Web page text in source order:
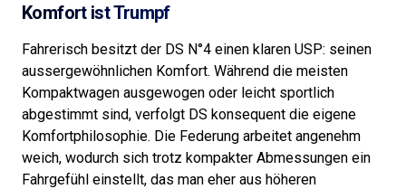
Komfort ist Trumpf
Fahrerisch besitzt der DS N°4 einen klaren USP: seinen
aussergewöhnlichen Komfort. Während die meisten
Kompaktwagen ausgewogen oder leicht sportlich
abgestimmt sind, verfolgt DS konsequent die eigene
Komfortphilosophie. Die Federung arbeitet angenehm
weich, wodurch sich trotz kompakter Abmessungen ein
Fahrgefühl einstellt, das man eher aus höheren